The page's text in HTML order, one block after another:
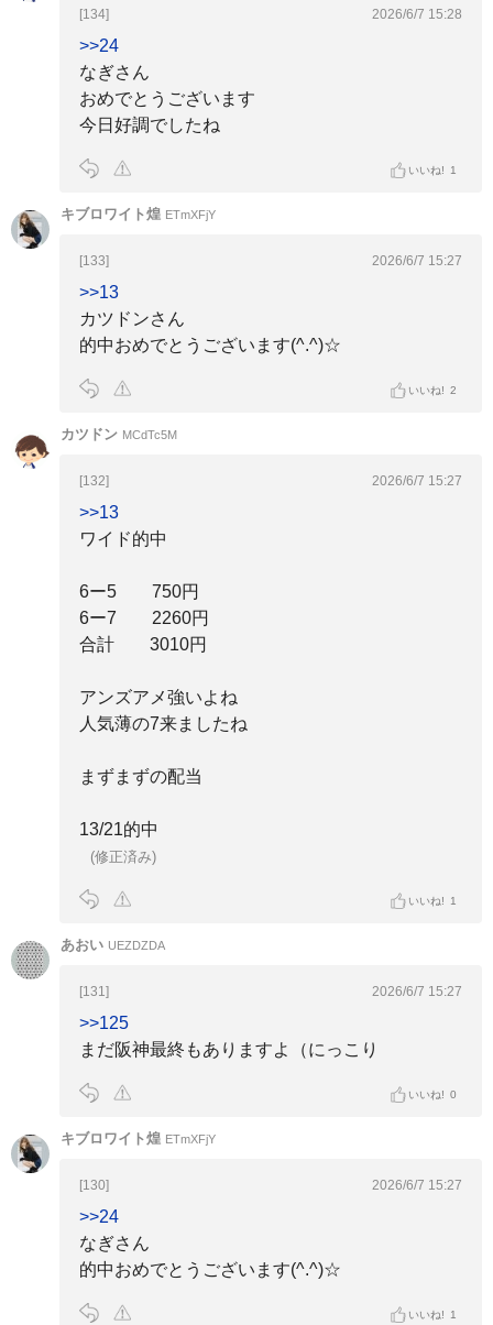
[134] 2026/6/7 15:28
>>24
なぎさん
おめでとうございます
今日好調でしたね
いいね! 1
キブロワイト煌 ETmXFjY
[133] 2026/6/7 15:27
>>13
カツドンさん
的中おめでとうございます(^.^)☆
いいね! 2
カツドン MCdTc5M
[132] 2026/6/7 15:27
>>13
ワイド的中
6ー5 750円
6ー7 2260円
合計 3010円
アンズアメ強いよね
人気薄の7来ましたね
まずまずの配当
13/21的中
(修正済み)
いいね! 1
あおい UEZDZDA
[131] 2026/6/7 15:27
>>125
まだ阪神最終もありますよ（にっこり
いいね! 0
キブロワイト煌 ETmXFjY
[130] 2026/6/7 15:27
>>24
なぎさん
的中おめでとうございます(^.^)☆
いいね! 1